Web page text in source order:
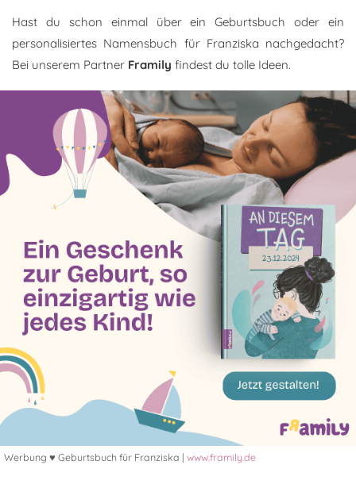
Hast du schon einmal über ein Geburtsbuch oder ein
personalisiertes Namensbuch für Franziska nachgedacht?
Bei unserem Partner Framily findest du tolle Ideen.
Werbung ♥ Geburtsbuch für Franziska | www.framily.de